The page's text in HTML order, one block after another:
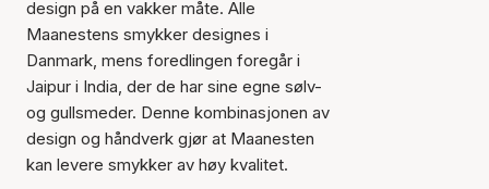
design på en vakker måte. Alle
Maanestens smykker designes i
Danmark, mens foredlingen foregår i
Jaipur i India, der de har sine egne sølv-
og gullsmeder. Denne kombinasjonen av
design og håndverk gjør at Maanesten
kan levere smykker av høy kvalitet.